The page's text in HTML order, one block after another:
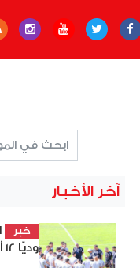
آخر الأخبار
خبر
وديًّا 12 أغسطس